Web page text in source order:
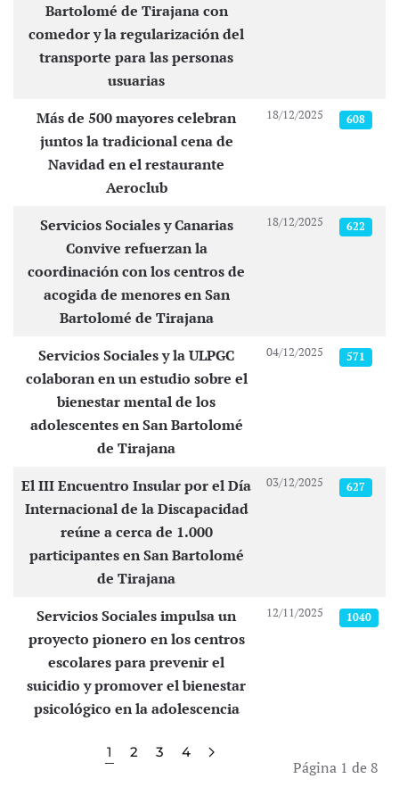
Bartolomé de Tirajana con
comedor y la regularización del
transporte para las personas
usuarias
Más de 500 mayores celebran
juntos la tradicional cena de
Navidad en el restaurante
Aeroclub
18/12/2025 608
Servicios Sociales y Canarias
Convive refuerzan la
coordinación con los centros de
acogida de menores en San
Bartolomé de Tirajana
18/12/2025 622
Servicios Sociales y la ULPGC
colaboran en un estudio sobre el
bienestar mental de los
adolescentes en San Bartolomé
de Tirajana
04/12/2025 571
El III Encuentro Insular por el Día
Internacional de la Discapacidad
reúne a cerca de 1.000
participantes en San Bartolomé
de Tirajana
03/12/2025 627
Servicios Sociales impulsa un
proyecto pionero en los centros
escolares para prevenir el
suicidio y promover el bienestar
psicológico en la adolescencia
12/11/2025 1040
Página 1 de 8
1 2 3 4